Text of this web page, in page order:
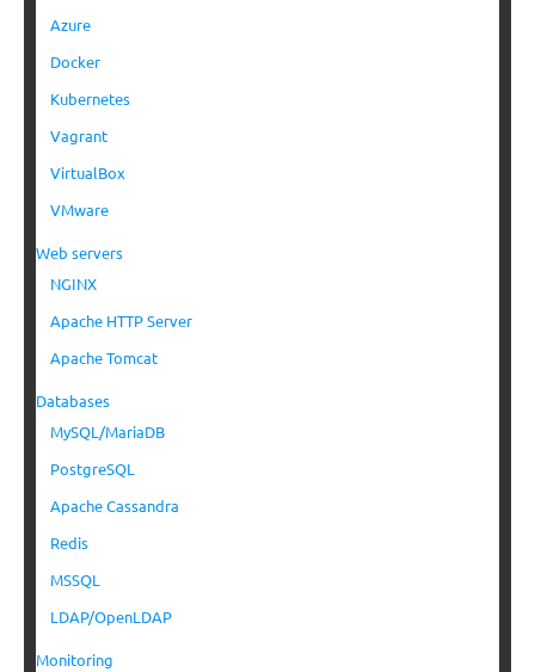
Azure
Docker
Kubernetes
Vagrant
VirtualBox
VMware
Web servers
NGINX
Apache HTTP Server
Apache Tomcat
Databases
MySQL/MariaDB
PostgreSQL
Apache Cassandra
Redis
MSSQL
LDAP/OpenLDAP
Monitoring